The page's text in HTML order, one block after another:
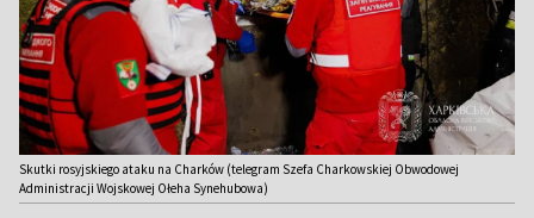
Skutki rosyjskiego ataku na Charków (telegram Szefa Charkowskiej Obwodowej
Administracji Wojskowej Ołeha Synehubowa)